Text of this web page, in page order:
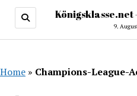
9.
Home » Champions-League-